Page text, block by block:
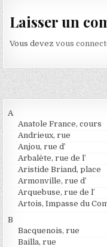
Laisser un
Vous devezvous
A
Anatole France, cours
Andrieux, rue
Anjou, rue d’
Arbalète, rue de l’
Aristide Briand, place
Armonville, rue d’
Arquebuse, rue de l’
Artois, Impasse du
B
Bacquenois, rue
Bailla, rue